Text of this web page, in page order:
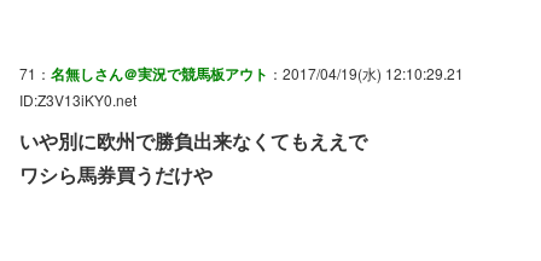
71： 名無しさん＠実況で競馬板アウト ：2017/04/19(水) 12:10:29.21
ID:Z3V13iKY0.net
いや別に欧州で勝負出来なくてもええで
ワシら馬券買うだけや